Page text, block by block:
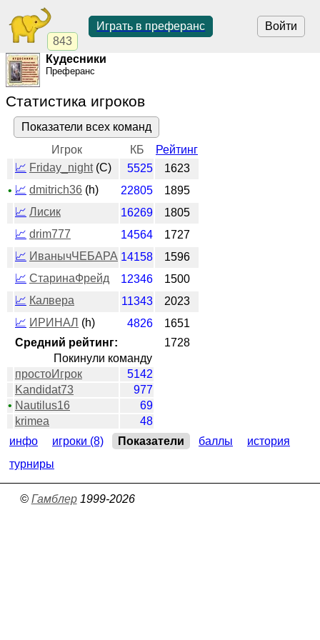
843
Войти
Играть в преферанс
Кудесники
Преферанс
Статистика игроков
Показатели всех команд
Игрок
КБ
Рейтинг
📈 Friday_night(C) 5525
1623
• 📈 dmitrich36 (h) 22805
1895
📈 Лисик 16269
1805
📈 drim777 14564
1727
📈 ИванычЧЕБАРА 14158
1596
📈 СтаринаФрейд 12346
1500
📈 Калвера 11343
2023
📈 ИРИНАЛ (h) 4826
1651
Средний рейтинг:
1728
Покинули команду
простоИгрок
5142
Kandidat73
977
• Nautilus16
69
krimea
48
инфо
игроки (8) Показатели баллы
история
турниры
© Гамблер1999-2026